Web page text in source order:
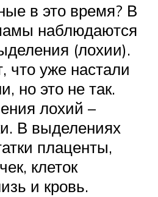
в это время? В
наблюдаются
(лохии).
что уже настали
но это не так.
лохий –
В выделениях
плаценты,
клеток
и кровь.